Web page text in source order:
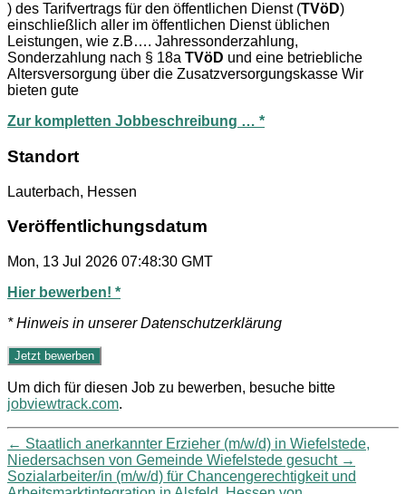
) des Tarifvertrags für den öffentlichen Dienst (TVöD)
einschließlich aller im öffentlichen Dienst üblichen
Leistungen, wie z.B…. Jahressonderzahlung,
Sonderzahlung nach § 18a TVöD und eine betriebliche
Altersversorgung über die Zusatzversorgungskasse Wir
bieten gute
Zur kompletten Jobbeschreibung … *
Standort
Lauterbach, Hessen
Veröffentlichungsdatum
Mon, 13 Jul 2026 07:48:30 GMT
Hier bewerben! *
* Hinweis in unserer Datenschutzerklärung
Um dich für diesen Job zu bewerben, besuche bitte
jobviewtrack.com.
← Staatlich anerkannter Erzieher (m/w/d) in Wiefelstede,
Niedersachsen von Gemeinde Wiefelstede gesucht →
Sozialarbeiter/in (m/w/d) für Chancengerechtigkeit und